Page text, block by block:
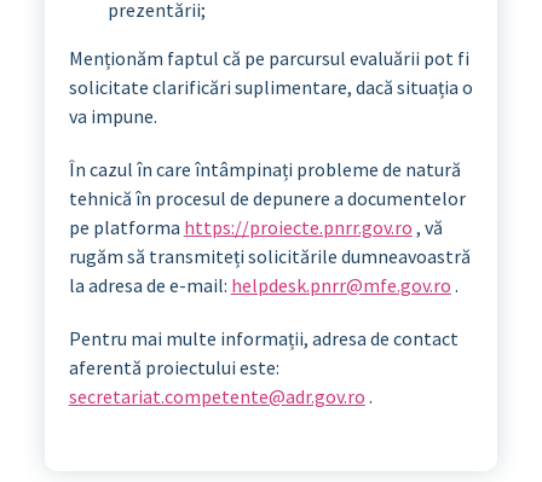
prezentării;
Menționăm faptul că pe parcursul evaluării pot fi
solicitate clarificări suplimentare, dacă situația o
va impune.
În cazul în care întâmpinați probleme de natură
tehnică în procesul de depunere a documentelor
pe platforma https://proiecte.pnrr.gov.ro , vă
rugăm să transmiteți solicitările dumneavoastră
la adresa de e-mail: helpdesk.pnrr@mfe.gov.ro .
Pentru mai multe informații, adresa de contact
aferentă proiectului este:
secretariat.competente@adr.gov.ro .